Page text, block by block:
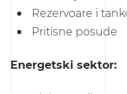
Rezervoare i
Pritisne posude
Energetski sektor: